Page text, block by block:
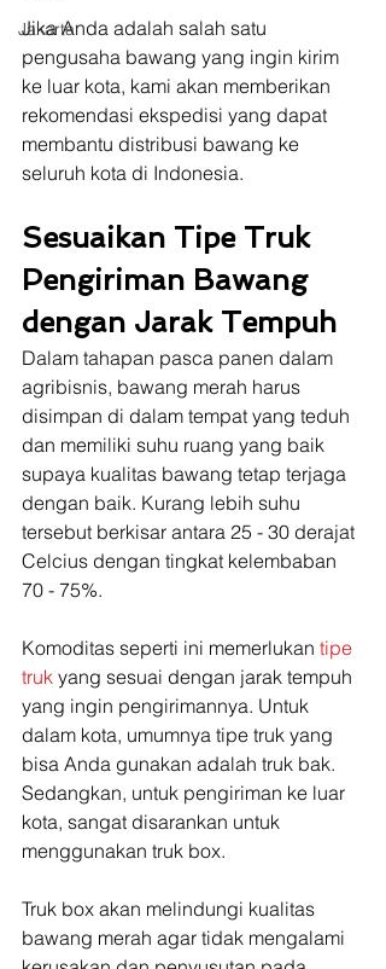
Jakarta
Jika Anda adalah salah satu
pengusaha bawang yang ingin kirim
ke luar kota, kami akan memberikan
rekomendasi ekspedisi yang dapat
membantu distribusi bawang ke
seluruh kota di Indonesia.
Sesuaikan Tipe Truk
Pengiriman Bawang
dengan Jarak Tempuh
Dalam tahapan pasca panen dalam
agribisnis, bawang merah harus
disimpan di dalam tempat yang teduh
dan memiliki suhu ruang yang baik
supaya kualitas bawang tetap terjaga
dengan baik. Kurang lebih suhu
tersebut berkisar antara 25 - 30 derajat
Celcius dengan tingkat kelembaban
70 - 75%.
Komoditas seperti ini memerlukan tipe
truk yang sesuai dengan jarak tempuh
yang ingin pengirimannya. Untuk
dalam kota, umumnya tipe truk yang
bisa Anda gunakan adalah truk bak.
Sedangkan, untuk pengiriman ke luar
kota, sangat disarankan untuk
menggunakan truk box.
Truk box akan melindungi kualitas
bawang merah agar tidak mengalami